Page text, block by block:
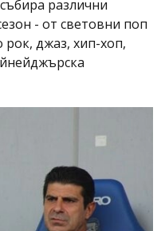
различни
- от световни поп
рок, джаз, хип-хоп,